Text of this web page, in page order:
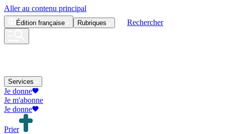
Aller au contenu principal
Édition française Rubriques Rechercher
Services
Je donne
Je m'abonne
Je donne
Prier